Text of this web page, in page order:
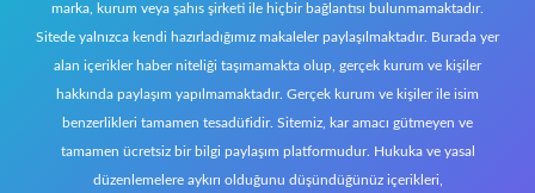
marka, kurum veya şahıs şirketi ile hiçbir bağlantısı bulunmamaktadır.
Sitede yalnızca kendi hazırladığımız makaleler paylaşılmaktadır. Burada yer
alan içerikler haber niteliği taşımamakta olup, gerçek kurum ve kişiler
hakkında paylaşım yapılmamaktadır. Gerçek kurum ve kişiler ile isim
benzerlikleri tamamen tesadüfidir. Sitemiz, kar amacı gütmeyen ve
tamamen ücretsiz bir bilgi paylaşım platformudur. Hukuka ve yasal
düzenlemelere aykırı olduğunu düşündüğünüz içerikleri,